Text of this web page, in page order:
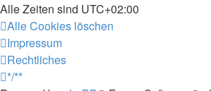
Alle Zeiten sind UTC+02:00
Alle Cookies löschen
Impressum
Rechtliches
*/**